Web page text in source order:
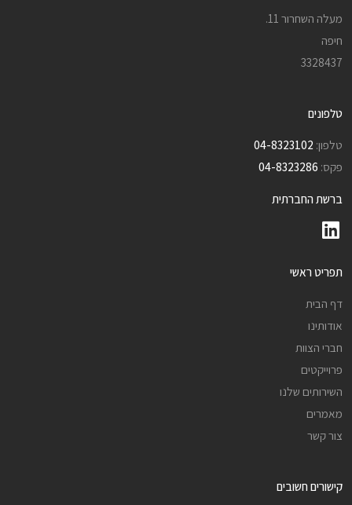
מעלה השחרור 11.
חיפה
3328437
טלפונים
טלפון: 04-8323102
פקס: 04-8323286
ברשת החברתית
תפריט ראשי
דף הבית
אודותינו
חברי הצוות
פרוייקטים
השירותים שלנו
מאמרים
צור קשר
קישורים חשובים